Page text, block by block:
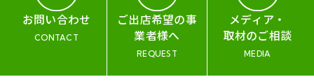
お問い合わせ
CONTACT
ご出店希望の事
業者様へ
REQUEST
メディア・
取材のご相談
MEDIA